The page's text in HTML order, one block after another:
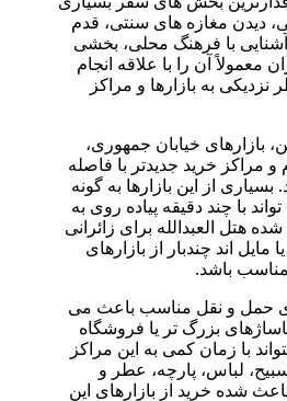
دیدن مغازه های سنتی، قدم
با فرهنگ محلی، بخشی
معمولاً آن را با علاقه انجام
نزدیکی به بازارها و مراکز
بازارهای خیابان جمهوری،
مراکز خرید جدیدتر با فاصله
از این بازارها به گونه
با چند دقیقه پیاده روی به
هتل العبدالله برای زائرانی
اند چندبار از بازارهای
باشد.
حمل و نقل مناسب باعث می
بزرگ تر یا فروشگاه
با زمان کمی به این مراکز
لباس، پارچه، عطر و
شده خرید از بازارهای این